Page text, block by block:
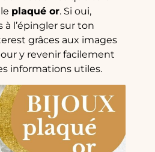
plaqué or. Si oui,
à l’épingler sur ton
grâces aux images
y revenir facilement
informations utiles.